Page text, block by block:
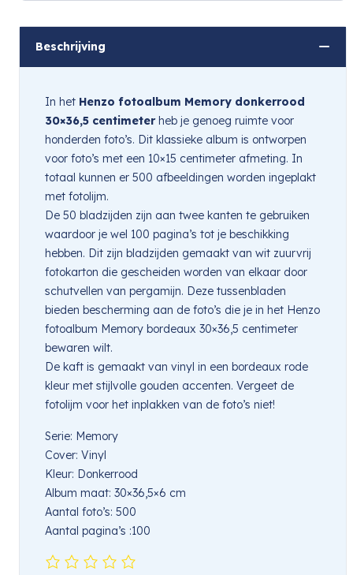
Beschrijving
In het Henzo fotoalbum Memory donkerrood
30×36,5 centimeterheb je genoeg ruimte voor
honderden foto’s. Dit klassieke album is ontworpen
voor foto’s met een 10×15 centimeter afmeting. In
totaal kunnen er 500 afbeeldingen worden ingeplakt
met fotolijm.
De 50 bladzijden zijn aan twee kanten te gebruiken
waardoor je wel 100 pagina’s tot je beschikking
hebben. Dit zijn bladzijden gemaakt van wit zuurvrij
fotokarton die gescheiden worden van elkaar door
schutvellen van pergamijn. Deze tussenbladen
bieden bescherming aan de foto’s die je in het Henzo
fotoalbum Memory bordeaux 30×36,5 centimeter
bewaren wilt.
De kaft is gemaakt van vinyl in een bordeaux rode
kleur met stijlvolle gouden accenten. Vergeet de
fotolijm voor het inplakken van de foto’s niet!
Serie: Memory
Cover: Vinyl
Kleur: Donkerrood
Album maat: 30×36,5×6 cm
Aantal foto’s: 500
Aantal pagina’s :100